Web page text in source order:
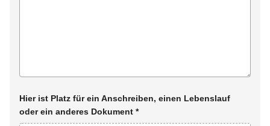
Hier ist Platz für ein Anschreiben, einen Lebenslauf
oder ein anderes Dokument *